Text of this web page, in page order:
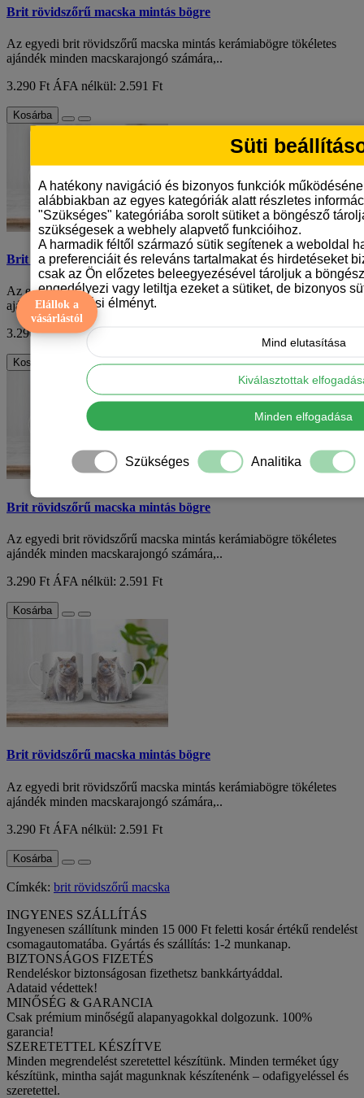
Brit rövidszőrű macska mintás bögre
Az egyedi brit rövidszőrű macska mintás kerámiabögre tökéletes
ajándék minden macskarajongó számára,..
3.290 Ft ÁFA nélkül: 2.591 Ft
Kosárba
Brit rövidszőrű macska mintás bögre
Az egyedi brit rövidszőrű macska mintás kerámiabögre tökéletes
ajándék minden macskarajongó számára,..
3.290 FtÁFA nélkül: 2.591 Ft
Kosárba
Brit rövidszőrű macska mintás bögre
Az egyedi brit rövidszőrű macska mintás kerámiabögre tökéletes
ajándék minden macskarajongó számára,..
3.290 Ft ÁFA nélkül: 2.591 Ft
Kosárba
Brit rövidszőrű macska mintás bögre
Az egyedi brit rövidszőrű macska mintás kerámiabögre tökéletes
ajándék minden macskarajongó számára,..
3.290 Ft ÁFA nélkül: 2.591 Ft
Kosárba
Címkék: brit rövidszőrű macska
INGYENES SZÁLLÍTÁS
Ingyenesen szállítunk minden 15 000 Ft feletti kosár értékű rendelést
csomagautomatába. Gyártás és szállítás: 1-2 munkanap.
BIZTONSÁGOS FIZETÉS
Rendeléskor biztonságosan fizethetsz bankkártyáddal.
Adataid védettek!
MINŐSÉG & GARANCIA
Csak prémium minőségű alapanyagokkal dolgozunk. 100%
garancia!
SZERETETTEL KÉSZÍTVE
Minden megrendelést szeretettel készítünk. Minden terméket úgy
készítünk, mintha saját magunknak készítenénk – odafigyeléssel és
szeretettel.
Elállok a
vásárlástól
Süti
A hatékony navigáció és bizonyos funkciók
alábbiakban az egyes kategóriák alatt részletes
"Szükséges" kategóriába sorolt sütiket a böngésző
szükségesek a webhely alapvető funkcióihoz.
A harmadik féltől származó sütik segítenek a weboldal
a preferenciáit és releváns tartalmakat és hirdetéseket
csak az Ön előzetes beleegyezésével tároljuk a
engedélyezi vagy letiltja ezeket a sütiket, de bizonyos
böngészési élményt.
Mind elutasítása
Kiválasztottak
Minden elfogadása
Szükséges Analitika